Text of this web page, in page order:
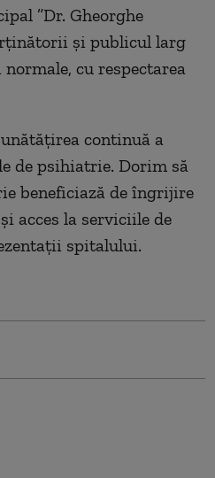
”Dr. Gheorghe
şi publicul larg
cu respectarea
continuă a
de psihiatrie. Dorim să
beneficiază de îngrijire
acces la serviciile de
spitalului.